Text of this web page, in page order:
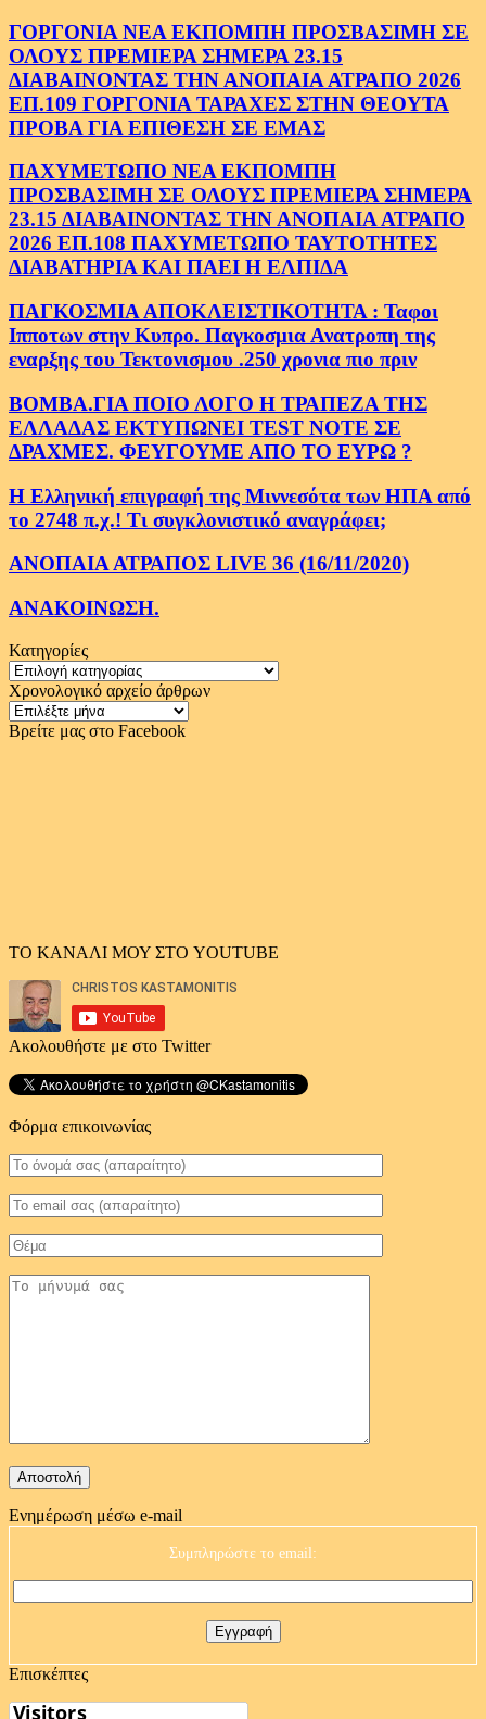
ΓΟΡΓΟΝΙΑ ΝΕΑ ΕΚΠΟΜΠΗ ΠΡΟΣΒΑΣΙΜΗ ΣΕ
ΟΛΟΥΣ ΠΡΕΜΙΕΡΑ ΣΗΜΕΡΑ 23.15
ΔΙΑΒΑΙΝΟΝΤΑΣ ΤΗΝ ΑΝΟΠΑΙΑ ΑΤΡΑΠΟ 2026
ΕΠ.109 ΓΟΡΓΟΝΙΑ ΤΑΡΑΧΕΣ ΣΤΗΝ ΘΕΟΥΤΑ
ΠΡΟΒΑ ΓΙΑ ΕΠΙΘΕΣΗ ΣΕ ΕΜΑΣ
ΠΑΧΥΜΕΤΩΠΟ ΝΕΑ ΕΚΠΟΜΠΗ
ΠΡΟΣΒΑΣΙΜΗ ΣΕ ΟΛΟΥΣ ΠΡΕΜΙΕΡΑ ΣΗΜΕΡΑ
23.15 ΔΙΑΒΑΙΝΟΝΤΑΣ ΤΗΝ ΑΝΟΠΑΙΑ ΑΤΡΑΠΟ
2026 ΕΠ.108 ΠΑΧΥΜΕΤΩΠΟ ΤΑΥΤΟΤΗΤΕΣ
ΔΙΑΒΑΤΗΡΙΑ ΚΑΙ ΠΑΕΙ Η ΕΛΠΙΔΑ
ΠΑΓΚΟΣΜΙΑ ΑΠΟΚΛΕΙΣΤΙΚΟΤΗΤΑ : Ταφοι
Ιπποτων στην Κυπρο. Παγκοσμια Ανατροπη της
εναρξης του Τεκτονισμου .250 χρονια πιο πριν
ΒΟΜΒΑ.ΓΙΑ ΠΟΙΟ ΛΟΓΟ Η ΤΡΑΠΕΖΑ ΤΗΣ
ΕΛΛΑΔΑΣ ΕΚΤΥΠΩΝΕΙ TEST NOTE ΣΕ
ΔΡΑΧΜΕΣ. ΦΕΥΓΟΥΜΕ ΑΠΟ ΤΟ ΕΥΡΩ ?
Η Ελληνική επιγραφή της Μιννεσότα των ΗΠΑ από
το 2748 π.χ.! Τι συγκλονιστικό αναγράφει;
ΑΝΟΠΑΙΑ ΑΤΡΑΠΟΣ LIVE 36 (16/11/2020)
ΑΝΑΚΟΙΝΩΣΗ.
Κατηγορίες
Κατηγορίες
Χρονολογικό αρχείο άρθρων
Χρονολογικό
αρχείο
Βρείτε μας στο Facebook
ΤΟ ΚΑΝΑΛΙ ΜΟΥ ΣΤΟ YOUTUBE
Ακολουθήστε με στο Twitter
Φόρμα επικοινωνίας
Ενημέρωση μέσω e-mail
Συμπληρώστε το email:
Επισκέπτες